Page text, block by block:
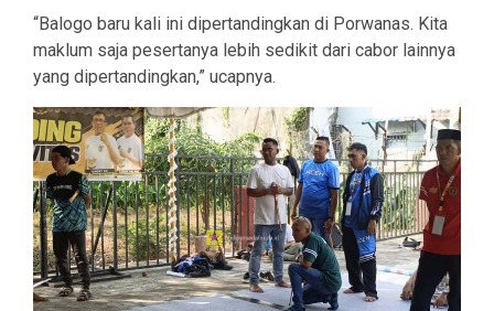
“Balogo baru kali ini dipertandingkan di Porwanas. Kita
maklum saja pesertanya lebih sedikit dari cabor lainnya
yang dipertandingkan,” ucapnya.